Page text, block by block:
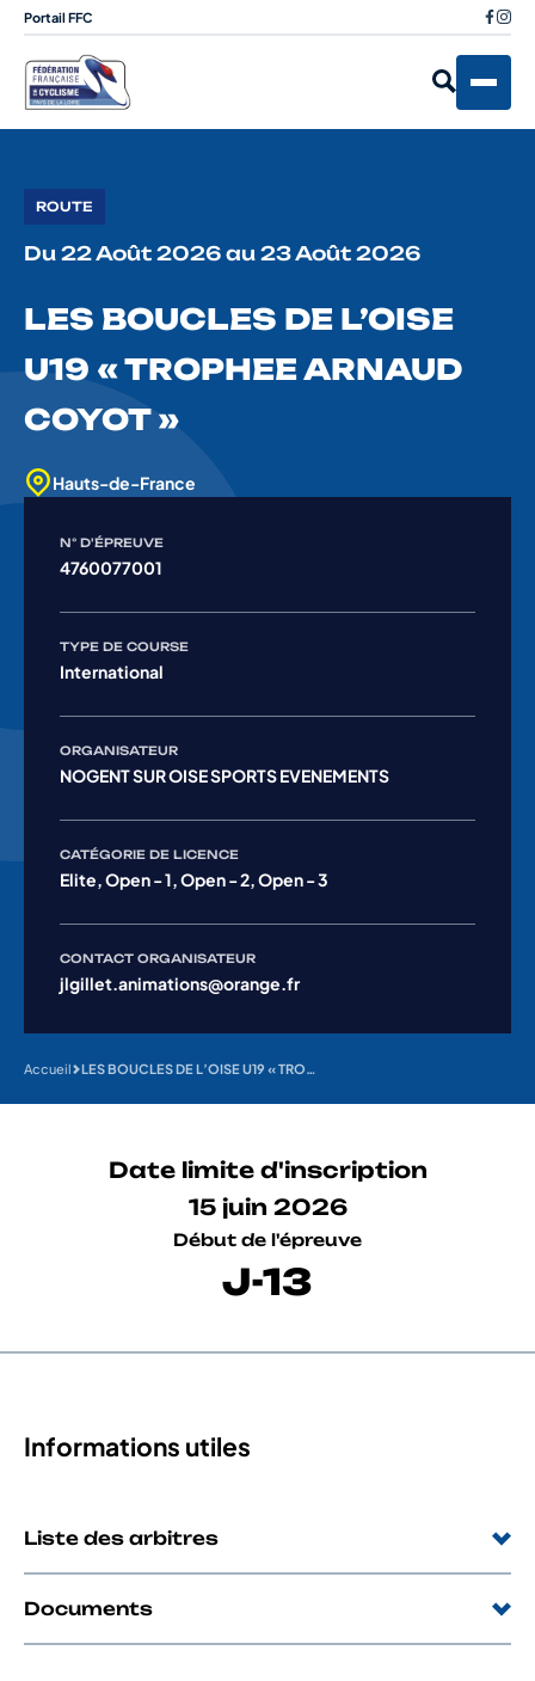
Portail FFC
ROUTE
Du 22 Août 2026 au 23 Août 2026
LES BOUCLES DE L’OISE
U19 « TROPHEE ARNAUD
COYOT »
Hauts-de-France
N° D'ÉPREUVE
4760077001
TYPE DE COURSE
International
ORGANISATEUR
NOGENT SUR OISE SPORTS EVENEMENTS
CATÉGORIE DE LICENCE
Elite, Open - 1, Open - 2, Open - 3
CONTACT ORGANISATEUR
jlgillet.animations@orange.fr
Accueil LES BOUCLES DE L’OISE U19 « TROPHEE ARNAUD COYOT »
Date limite d'inscription
15 juin 2026
Début de l'épreuve
J-13
Informations utiles
Liste des arbitres
Documents